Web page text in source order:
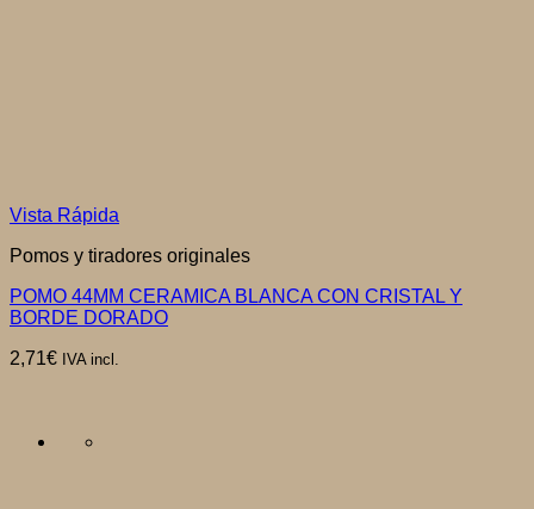
Vista Rápida
Pomos y tiradores originales
POMO 44MM CERAMICA BLANCA CON CRISTAL Y
BORDE DORADO
2,71€ IVA incl.